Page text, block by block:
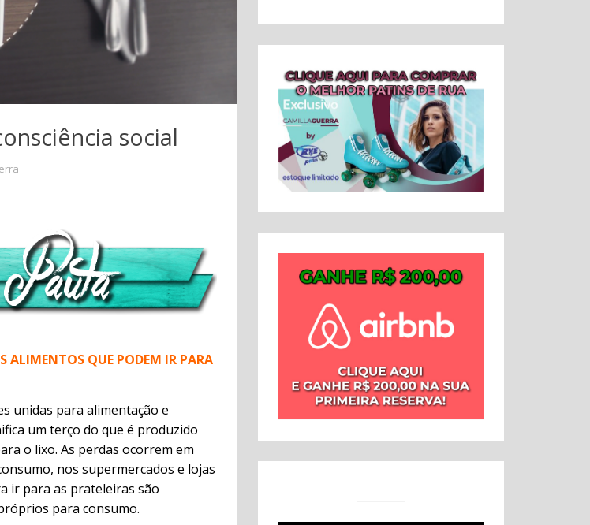
social
ALIMENTOS QUE PODEM IR PARA
unidas para alimentação e
um terço do que é produzido
o lixo. As perdas ocorrem em
nos supermercados e lojas
ir para as prateleiras são
para consumo.